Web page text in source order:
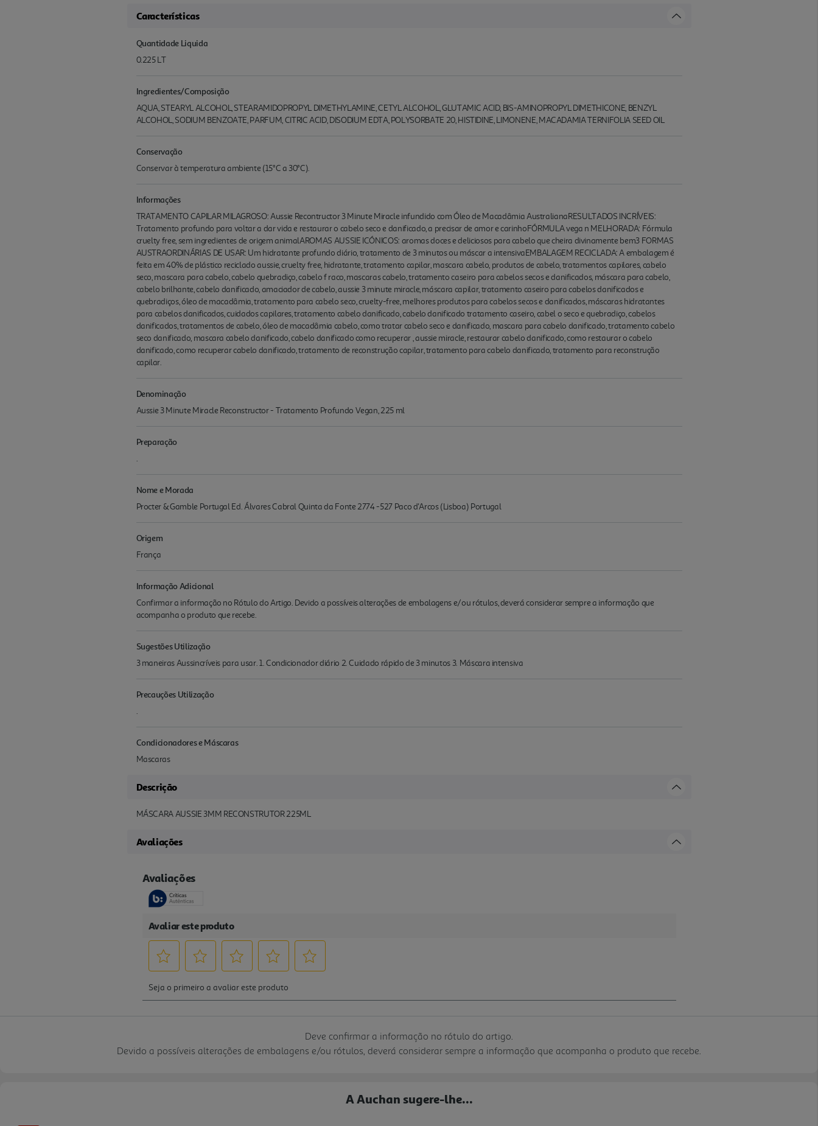
Características
Quantidade Liquida
0.225 LT
Ingredientes/Composição
AQUA, STEARYL ALCOHOL, STEARAMIDOPROPYL DIMETHYLAMINE, CETYL ALCOHOL, GLUTAMIC ACID, BIS-AMINOPROPYL DIMETHICONE, BENZYL
ALCOHOL, SODIUM BENZOATE, PARFUM, CITRIC ACID, DISODIUM EDTA, POLYSORBATE 20, HISTIDINE, LIMONENE, MACADAMIA TERNIFOLIA SEED OIL
Conservação
Conservar à temperatura ambiente (15°C a 30°C).
Informações
TRATAMENTO CAPILAR MILAGROSO: Aussie Recontructor 3 Minute Miracle infundido com Óleo de Macadâmia AustralianaRESULTADOS INCRÍVEIS:
Tratamento profundo para voltar a dar vida e restaurar o cabelo seco e danificado, a precisar de amor e carinhoFÓRMULA vega n MELHORADA: Fórmula
cruelty free, sem ingredientes de origem animalAROMAS AUSSIE ICÓNICOS: aromas doces e deliciosos para cabelo que cheira divinamente bem3 FORMAS
AUSTRAORDINÁRIAS DE USAR: Um hidratante profundo diário, tratamento de 3 minutos ou máscar a intensivaEMBALAGEM RECICLADA: A embalagem é
feita em 40% de plástico reciclado aussie, cruelty free, hidratante, tratamento capilar, mascara cabelo, produtos de cabelo, tratamentos capilares, cabelo
seco, mascara para cabelo, cabelo quebradiço, cabelo f raco, mascaras cabelo, tratamento caseiro para cabelos secos e danificados, máscara para cabelo,
cabelo brilhante, cabelo danificado, amaciador de cabelo, aussie 3 minute miracle, máscara capilar, tratamento caseiro para cabelos danificados e
quebradiços, óleo de macadâmia, tratamento para cabelo seco, cruelty-free, melhores produtos para cabelos secos e danificados, máscaras hidratantes
para cabelos danificados, cuidados capilares, tratamento cabelo danificado, cabelo danificado tratamento caseiro, cabel o seco e quebradiço, cabelos
danificados, tratamentos de cabelo, óleo de macadâmia cabelo, como tratar cabelo seco e danificado, mascara para cabelo danificado, tratamento cabelo
seco danificado, mascara cabelo danificado, cabelo danificado como recuperar , aussie miracle, restaurar cabelo danificado, como restaurar o cabelo
danificado, como recuperar cabelo danificado, tratamento de reconstrução capilar, tratamento para cabelo danificado, tratamento para reconstrução
capilar.
Denominação
Aussie 3 Minute Miracle Reconstructor - Tratamento Profundo Vegan, 225 ml
Preparação
.
Nome e Morada
Procter & Gamble Portugal Ed. Álvares Cabral Quinta da Fonte 2774 -527 Paco d'Arcos (Lisboa) Portugal
Origem
França
Informação Adicional
Confirmar a informação no Rótulo do Artigo. Devido a possíveis alterações de embalagens e/ou rótulos, deverá considerar sempre a informação que
acompanha o produto que recebe.
Sugestões Utilização
3 maneiras Aussincríveis para usar. 1. Condicionador diário 2. Cuidado rápido de 3 minutos 3. Máscara intensiva
Precauções Utilização
.
Condicionadores e Máscaras
Mascaras
Descrição
MÁSCARA AUSSIE 3MM RECONSTRUTOR 225ML
Avaliações
Deve confirmar a informação no rótulo do artigo.
Devido a possíveis alterações de embalagens e/ou rótulos, deverá considerar sempre a informação que acompanha o produto que recebe.
A Auchan sugere-lhe...